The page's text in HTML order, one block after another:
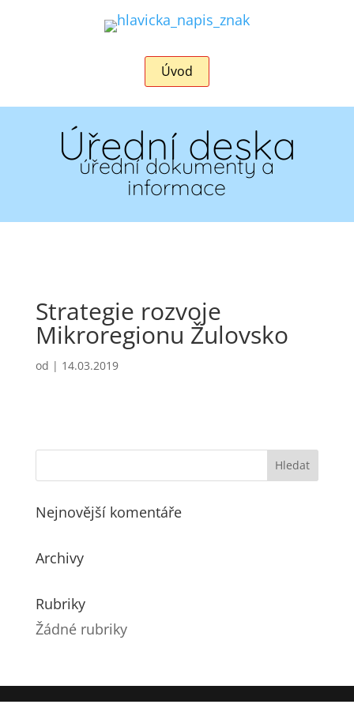
Úvod
Úřední deska
úřední dokumenty a
informace
Strategie rozvoje
Mikroregionu Žulovsko
od | 14.03.2019
Nejnovější komentáře
Archivy
Rubriky
Žádné rubriky